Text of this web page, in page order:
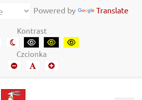
Województwa Lubelskiego w
władzach samorządowych i
Powered by Translate
Kontrast
kontrast
Kontrast nocny
Kontrast czarny-biały
Kontrast czarny-żółty
Kontrast żółto-
Czcionka
Mniejszy fontDomyślny font
Mniejszy font